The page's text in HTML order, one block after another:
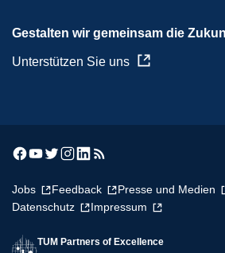
Gestalten wir gemeinsam die
Unterstützen Sie uns
Jobs Feedback Presse und Medien
Datenschutz
Impressum
TUM Partners of Excellence